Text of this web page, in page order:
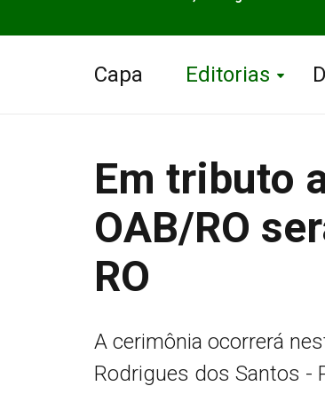
Capa Editorias
Em tributo
OAB/RO
RO
A cerimônia ocorrerá
Rodrigues dos Santos -